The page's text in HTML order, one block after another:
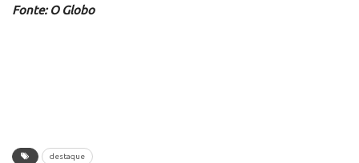
Fonte: O Globo
destaque